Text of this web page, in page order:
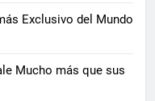
Exclusivo del Mundo
Mucho más que sus